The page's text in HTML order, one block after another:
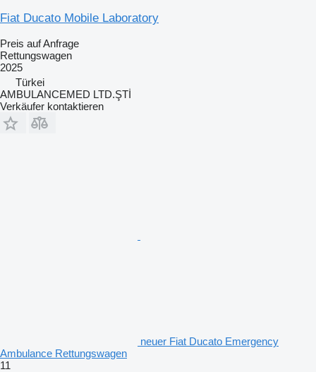
Fiat Ducato Mobile Laboratory
Preis auf Anfrage
Rettungswagen
2025
Türkei
AMBULANCEMED LTD.ŞTİ
Verkäufer kontaktieren
neuer Fiat Ducato Emergency
Ambulance Rettungswagen
11